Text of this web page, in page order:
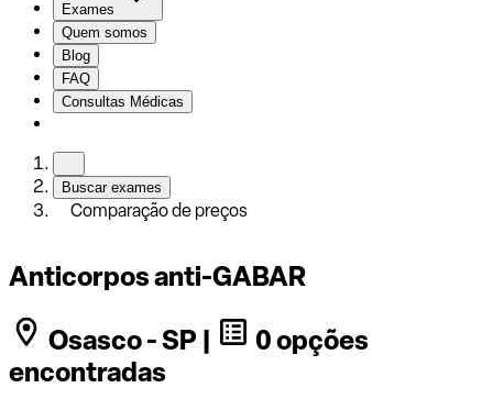
Exames
Quem somos
Blog
FAQ
Consultas Médicas
Buscar exames
Comparação de preços
Anticorpos anti-GABAR
Osasco - SP |
0 opções
encontradas